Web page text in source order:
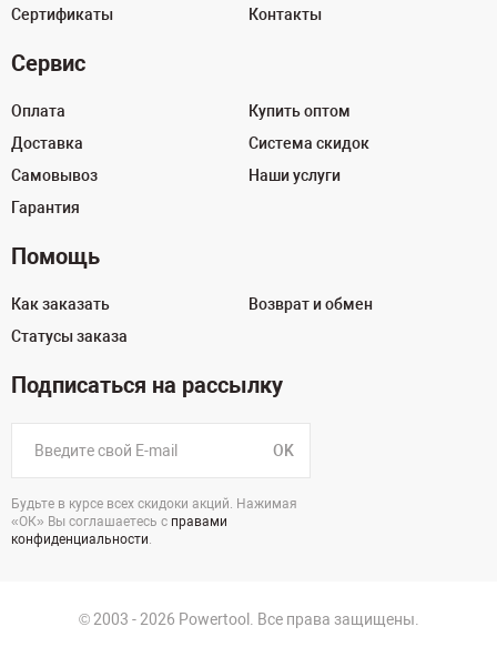
Сертификаты
Контакты
Сервис
Оплата
Доставка
Самовывоз
Гарантия
Купить оптом
Система скидок
Наши услуги
Помощь
Как заказать
Статусы заказа
Возврат и обмен
Подписаться на рассылку
OK
Будьте в курсе всех скидоки акций. Нажимая
«ОК» Вы соглашаетесь с правами
конфиденциальности.
© 2003 - 2026 Powertool. Все права защищены.